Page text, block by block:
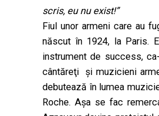
scris, eu nu exist!”
Fiul unor armeni care au
născut în 1924, la Paris.
instrument de success,
cântăreţi şi muzicieni
debutează în lumea
Roche. Aşa se fac